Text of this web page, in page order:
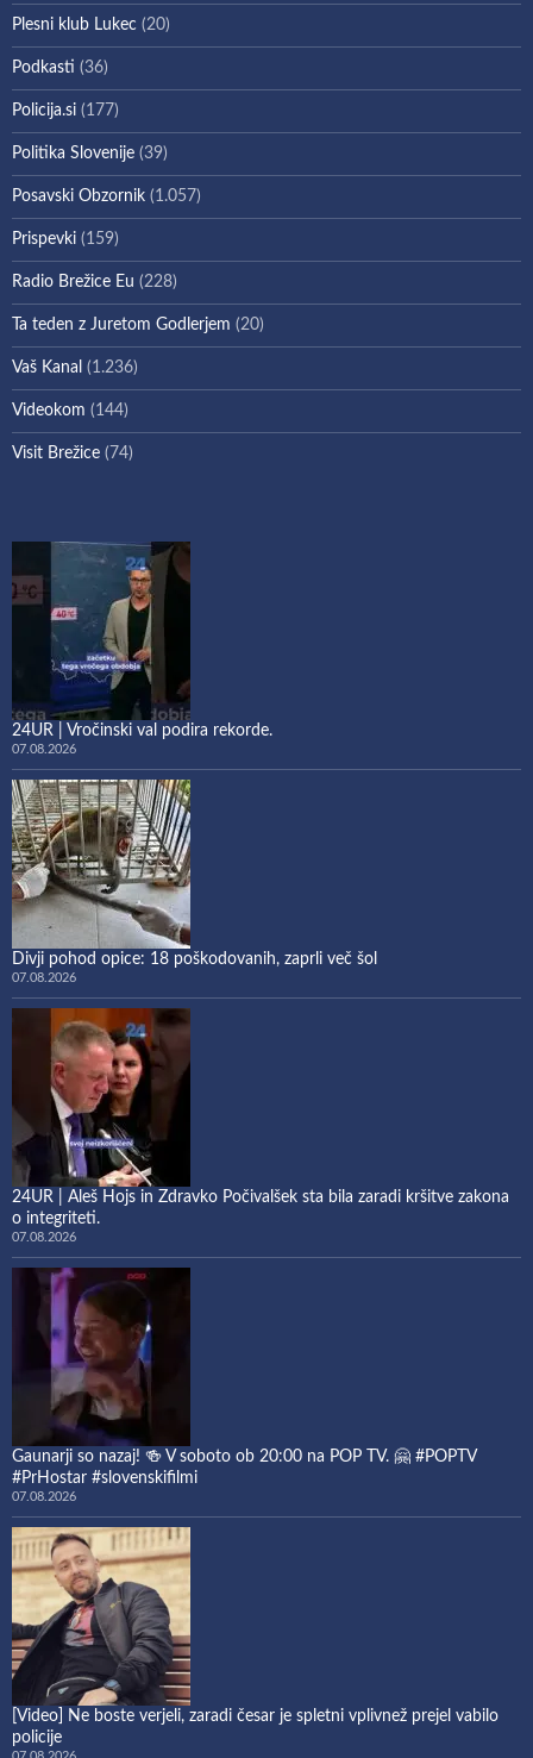
Plesni klub Lukec (20)
Podkasti (36)
Policija.si (177)
Politika Slovenije (39)
Posavski Obzornik (1.057)
Prispevki (159)
Radio Brežice Eu (228)
Ta teden z Juretom Godlerjem (20)
Vaš Kanal (1.236)
Videokom (144)
Visit Brežice (74)
24UR | Vročinski val podira rekorde.
07.08.2026
Divji pohod opice: 18 poškodovanih, zaprli več šol
07.08.2026
24UR | Aleš Hojs in Zdravko Počivalšek sta bila zaradi kršitve zakona
o integriteti.
07.08.2026
Gaunarji so nazaj! 🍻 V soboto ob 20:00 na POP TV. 🤗 #POPTV
#PrHostar #slovenskifilmi
07.08.2026
[Video] Ne boste verjeli, zaradi česar je spletni vplivnež prejel vabilo
policije